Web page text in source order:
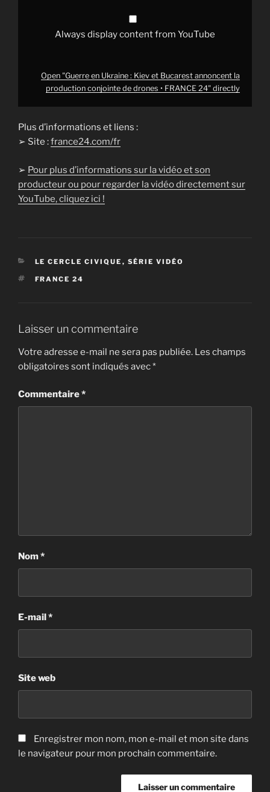
Always display content from YouTube
Open "Guerre en Ukraine : Kiev et Bucarest annoncent la
production conjointe de drones • FRANCE 24" directly
Plus d’informations et liens :
➢ Site :france24.com/fr
➢ Pour plus d’informations sur la vidéo et son
producteur ou pour regarder la vidéo directement sur
YouTube, cliquez ici !
CATÉGORIES
LE CERCLE CIVIQUE , SÉRIE VIDÉO
ÉTIQUETTES
FRANCE 24
Laisser un commentaire
Votre adresse e-mail ne sera pas publiée. Les champs
obligatoires sont indiqués avec*
Commentaire*
Nom*
E-mail*
Site web
Enregistrer mon nom, mon e-mail et mon site dans
le navigateur pour mon prochain commentaire.